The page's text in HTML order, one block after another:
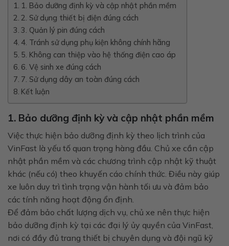
1. Bảo dưỡng định kỳ và cập nhật phần mềm
2. Sử dụng thiết bị điện đúng cách
3. Quản lý pin đúng cách
4. Tránh sử dụng phụ kiện không chính hãng
5. Không can thiệp vào hệ thống điện cao áp
6. Vệ sinh xe đúng cách
7. Sử dụng dây an toàn đúng cách
Kết luận
1. Bảo dưỡng định kỳ và cập nhật phần mềm
Việc thực hiện bảo dưỡng định kỳ theo lịch trình của
VinFast là yếu tố quan trọng hàng đầu. Chủ xe cần cập
nhật phần mềm và các chương trình cập nhật kỹ thuật
khác (nếu có) theo khuyến cáo chính thức. Điều này giúp
xe luôn duy trì tình trạng vận hành tối ưu và đảm bảo
các tính năng hoạt động ổn định.
Để đảm bảo chất lượng dịch vụ, chủ xe nên thực hiện
bảo dưỡng định kỳ tại các đại lý ủy quyền của VinFast,
nơi có đầy đủ trang thiết bị chuyên dụng và đội ngũ kỹ